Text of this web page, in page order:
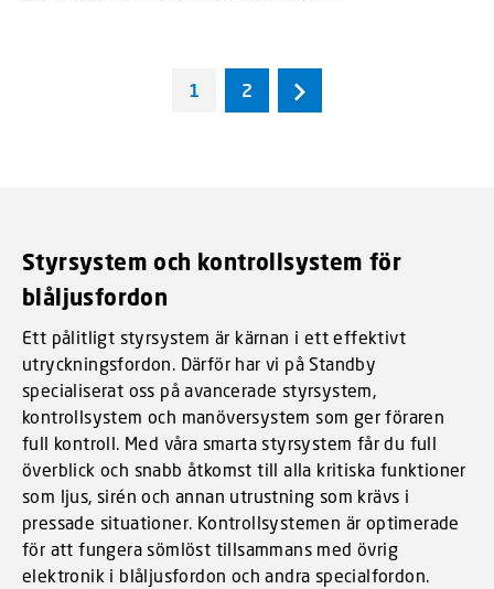
1 2
Styrsystem och kontrollsystem för
blåljusfordon
Ett pålitligt styrsystem är kärnan i ett effektivt
utryckningsfordon. Därför har vi på Standby
specialiserat oss på avancerade styrsystem,
kontrollsystem och manöversystem som ger föraren
full kontroll. Med våra smarta styrsystem får du full
överblick och snabb åtkomst till alla kritiska funktioner
som ljus, sirén och annan utrustning som krävs i
pressade situationer. Kontrollsystemen är optimerade
för att fungera sömlöst tillsammans med övrig
elektronik i blåljusfordon och andra specialfordon.